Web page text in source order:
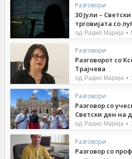
Разговори
30 Јули –
трговијата со
од Радио Марија
Разговори
Разговорот со
Трајчева
од Радио Марија
Разговори
Разговор со
Светски ден на
од Радио Марија
Разговори
Разговор со